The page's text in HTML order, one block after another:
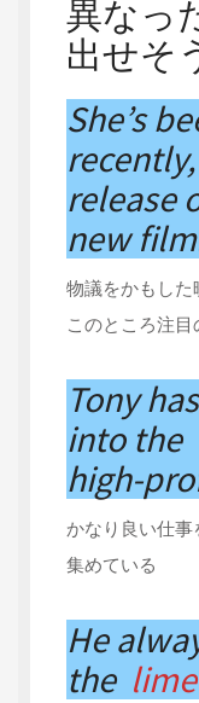
異なっ
出せそ
She’s
release
new
物議をかもし
このところ注
Tony
into the
high-
かなり良い仕
集めている
He
the